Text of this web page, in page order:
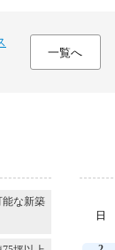
一覧へ
な新築
日